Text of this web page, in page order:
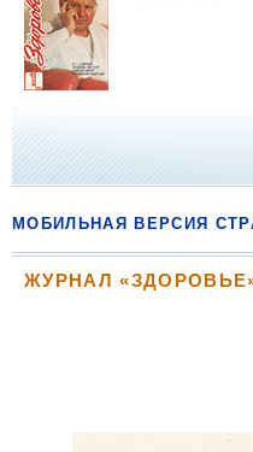
МОБИЛЬНАЯ ВЕРСИЯ
ЖУРНАЛ